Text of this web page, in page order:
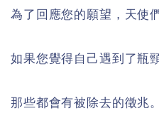
為了回應您的願望，天使
如果您覺得自己遇到了瓶
那些都會有被除去的徵兆。